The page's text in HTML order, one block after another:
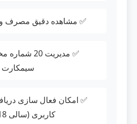
✅ مشاهده دقیق
✅ مدیریت
سیمکارت
✅ امکان فعال سازی
کاربری (سالی 18 دلار)